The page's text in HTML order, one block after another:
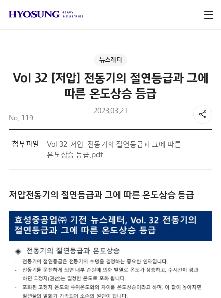
뉴스레터
Vol 32 [저압] 전동기의 절연등급과 그에
따른 온도상승 등급
2023.03.21
No. 119
첨부파일
Vol 32_저압_전동기의 절연등급과 그에 따른
온도상승 등급.pdf
저압전동기의 절연등급과 그에 따른 온도상승 등급